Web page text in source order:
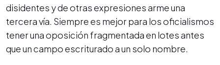
disidentes y de otras expresiones arme una
tercera vía. Siempre es mejor para los oficialismos
tener una oposición fragmentada en lotes antes
que un campo escriturado a un solo nombre.